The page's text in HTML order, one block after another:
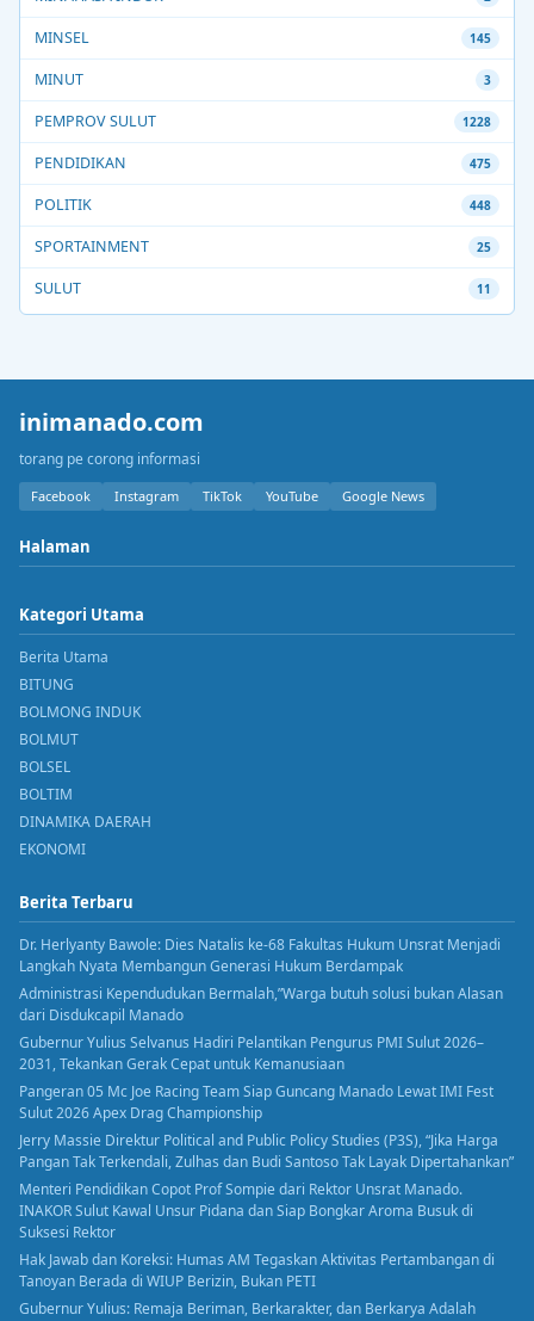
MINSEL 145
MINUT 3
PEMPROV SULUT 1228
PENDIDIKAN 475
POLITIK 448
SPORTAINMENT 25
SULUT 11
inimanado.com
torang pe corong informasi
Facebook Instagram TikTok YouTube Google News
Halaman
Kategori Utama
Berita Utama
BITUNG
BOLMONG INDUK
BOLMUT
BOLSEL
BOLTIM
DINAMIKA DAERAH
EKONOMI
Berita Terbaru
Dr. Herlyanty Bawole: Dies Natalis ke-68 Fakultas Hukum Unsrat Menjadi
Langkah Nyata Membangun Generasi Hukum Berdampak
Administrasi Kependudukan Bermalah,”Warga butuh solusi bukan Alasan
dari Disdukcapil Manado
Gubernur Yulius Selvanus Hadiri Pelantikan Pengurus PMI Sulut 2026–
2031, Tekankan Gerak Cepat untuk Kemanusiaan
Pangeran 05 Mc Joe Racing Team Siap Guncang Manado Lewat IMI Fest
Sulut 2026 Apex Drag Championship
Jerry Massie Direktur Political and Public Policy Studies (P3S), “Jika Harga
Pangan Tak Terkendali, Zulhas dan Budi Santoso Tak Layak Dipertahankan”
Menteri Pendidikan Copot Prof Sompie dari Rektor Unsrat Manado.
INAKOR Sulut Kawal Unsur Pidana dan Siap Bongkar Aroma Busuk di
Suksesi Rektor
Hak Jawab dan Koreksi: Humas AM Tegaskan Aktivitas Pertambangan di
Tanoyan Berada di WIUP Berizin, Bukan PETI
Gubernur Yulius: Remaja Beriman, Berkarakter, dan Berkarya Adalah